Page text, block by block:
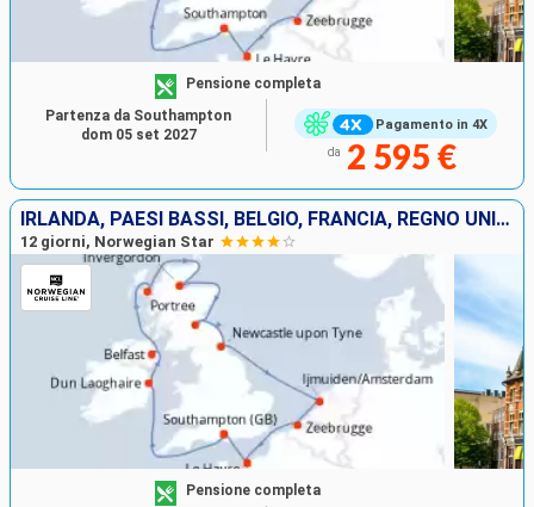
Pagamento in 4X
Pensione completa
da 2 595 €
Partenza da Southampton
dom 05 set 2027
IRLANDA, PAESI BASSI, BELGIO, FRANCIA, REGNO UNITO
12 giorni, Norwegian Star
Pensione completa